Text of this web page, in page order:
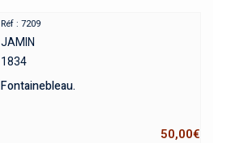
Réf : 7209
JAMIN
1834
Fontainebleau.
50,00€